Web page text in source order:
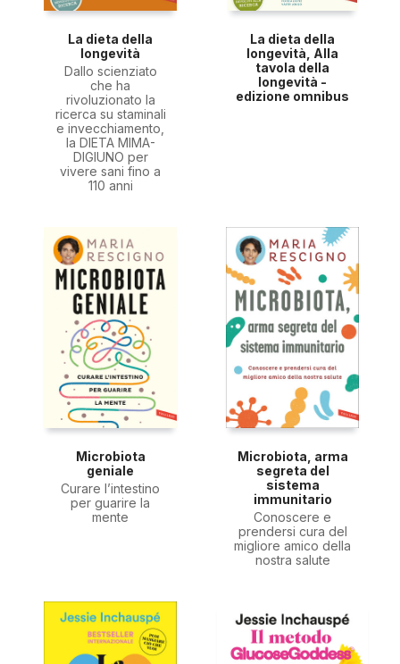
La dieta della
longevità
Dallo scienziato
che ha
rivoluzionato la
ricerca su staminali
e invecchiamento,
la DIETA MIMA-
DIGIUNO per
vivere sani fino a
110 anni
La dieta della
longevità, Alla
tavola della
longevità -
edizione omnibus
Microbiota
geniale
Curare l’intestino
per guarire la
mente
Microbiota, arma
segreta del
sistema
immunitario
Conoscere e
prendersi cura del
migliore amico della
nostra salute